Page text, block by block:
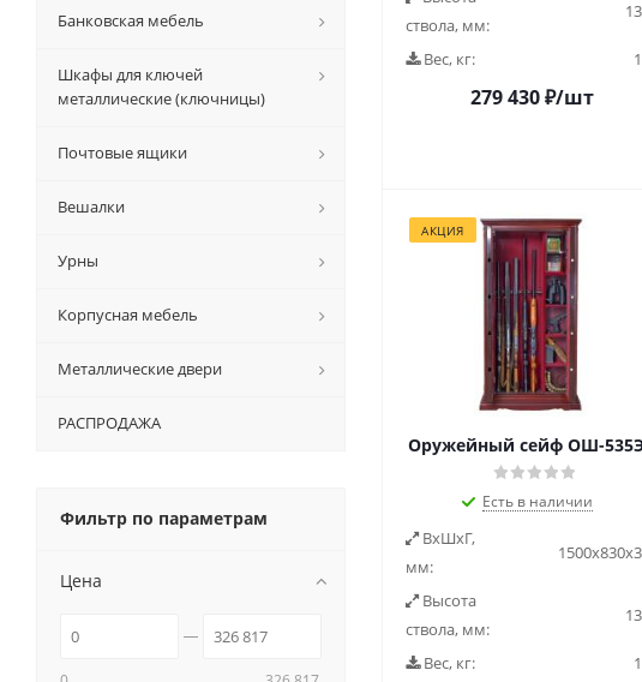
ствола, мм:
Вес, кг:
279 430₽/шт
АКЦИЯ
Оружейный сейф ОШ-
Есть в наличии
ВxШxГ,
мм:
Высота
ствола, мм:
Вес, кг:
Банковская мебель
Шкафы для ключей
металлические (ключницы)
Почтовые ящики
Вешалки
Урны
Корпусная мебель
Металлические двери
РАСПРОДАЖА
Фильтр по параметрам
Цена